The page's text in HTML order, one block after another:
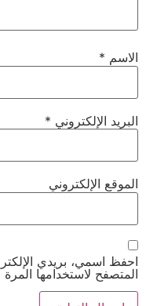
الاسم *
البريد الإلكتروني *
الموقع الإلكتروني
احفظ اسمي، بريدي
المتصفح لاستخدامها